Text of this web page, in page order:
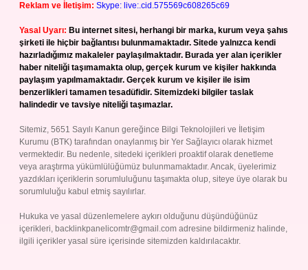
Reklam ve İletişim: Skype: live:.cid.575569c608265c69
Yasal Uyarı: Bu internet sitesi, herhangi bir marka, kurum veya şahıs
şirketi ile hiçbir bağlantısı bulunmamaktadır. Sitede yalnızca kendi
hazırladığımız makaleler paylaşılmaktadır. Burada yer alan içerikler
haber niteliği taşımamakta olup, gerçek kurum ve kişiler hakkında
paylaşım yapılmamaktadır. Gerçek kurum ve kişiler ile isim
benzerlikleri tamamen tesadüfidir. Sitemizdeki bilgiler taslak
halindedir ve tavsiye niteliği taşımazlar.
Sitemiz, 5651 Sayılı Kanun gereğince Bilgi Teknolojileri ve İletişim
Kurumu (BTK) tarafından onaylanmış bir Yer Sağlayıcı olarak hizmet
vermektedir. Bu nedenle, sitedeki içerikleri proaktif olarak denetleme
veya araştırma yükümlülüğümüz bulunmamaktadır. Ancak, üyelerimiz
yazdıkları içeriklerin sorumluluğunu taşımakta olup, siteye üye olarak bu
sorumluluğu kabul etmiş sayılırlar.
Hukuka ve yasal düzenlemelere aykırı olduğunu düşündüğünüz
içerikleri, backlinkpanelicomtr@gmail.com adresine bildirmeniz halinde,
ilgili içerikler yasal süre içerisinde sitemizden kaldırılacaktır.